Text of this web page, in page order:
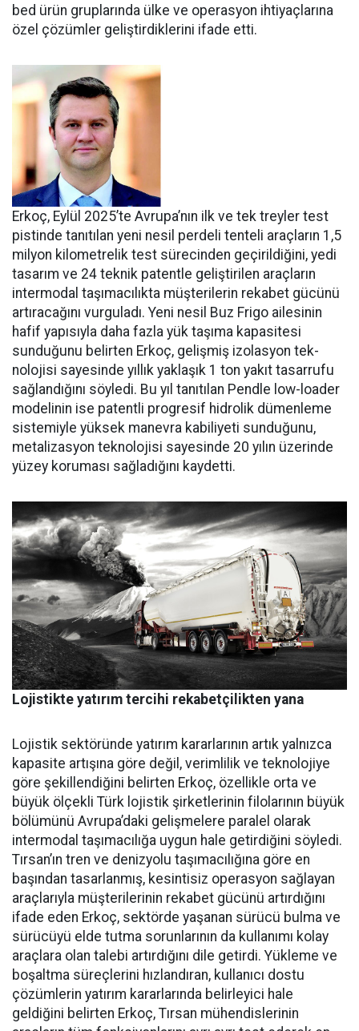
bed ürün gruplarında ülke ve ope­rasyon ihtiyaçlarına
özel çözüm­ler geliştirdiklerini ifade etti.
Erkoç, Eylül 2025’te Avru­pa’nın ilk ve tek treyler test
pistin­de tanıtılan yeni nesil perdeli ten­teli araçların 1,5
milyon kilomet­relik test sürecinden geçirildiğini, yedi
tasarım ve 24 teknik patentle geliştirilen araçların
intermodal taşımacılıkta müşterilerin reka­bet gücünü
artıracağını vurgula­dı. Yeni nesil Buz Frigo ailesinin
hafif yapısıyla daha fazla yük ta­şıma kapasitesi
sunduğunu belir­ten Erkoç, gelişmiş izolasyon tek­
nolojisi sayesinde yıllık yaklaşık 1 ton yakıt tasarrufu
sağlandığı­nı söyledi. Bu yıl tanıtılan Pendle low-loader
modelinin ise patent­li progresif hidrolik dümenleme
sistemiyle yüksek manevra kabi­liyeti sunduğunu,
metalizasyon teknolojisi sayesinde 20 yılın üze­rinde
yüzey koruması sağladığını kaydetti.
Lojistikte yatırım tercihi rekabetçilikten yana
Lojistik sektöründe yatırım ka­rarlarının artık yalnızca
kapasi­te artışına göre değil, verimlilik ve teknolojiye
göre şekillendiği­ni belirten Erkoç, özellikle orta ve
büyük ölçekli Türk lojistik şirket­lerinin filolarının büyük
bölümü­nü Avrupa’daki gelişmelere para­lel olarak
intermodal taşımacılı­ğa uygun hale getirdiğini söyledi.
Tırsan’ın tren ve denizyolu taşı­macılığına göre en
başından ta­sarlanmış, kesintisiz operasyon sağlayan
araçlarıyla müşterile­rinin rekabet gücünü artırdığını
ifade eden Erkoç, sektörde yaşa­nan sürücü bulma ve
sürücüyü el­de tutma sorunlarının da kullanı­mı kolay
araçlara olan talebi ar­tırdığını dile getirdi. Yükleme ve
boşaltma süreçlerini hızlandıran, kullanıcı dostu
çözümlerin yatı­rım kararlarında belirleyici hale
geldiğini belirten Erkoç, Tırsan mühendislerinin